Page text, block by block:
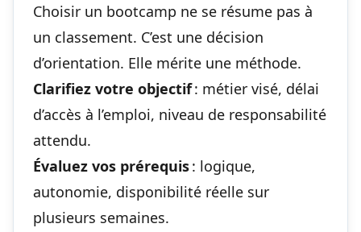
Choisir un bootcamp ne se résume pas à
un classement. C’est une décision
d’orientation. Elle mérite une méthode.
Clarifiez votre objectif: métier visé, délai
d’accès à l’emploi, niveau de responsabilité
attendu.
Évaluez vos prérequis: logique,
autonomie, disponibilité réelle sur
plusieurs semaines.